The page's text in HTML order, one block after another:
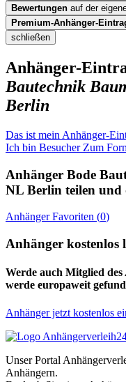
Bewertungen auf der
Premium-Anhänger-
schließen
Anhänger-
Bautechnik
Berlin
Das ist mein Anhänger-
Ich bin Besucher Zum
Anhänger Bode
NL Berlin teilen und
AnhängerFavoriten (0)
Anhänger kostenlos
Werde auch Mitglied
werde europaweit
Anhänger jetzt kostenlos
Unser Portal
Anhängern.